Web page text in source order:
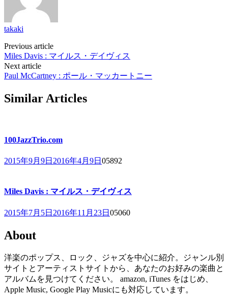
takaki
Post
navigation
Previous article
Miles Davis : マイルス・デイヴィス
Next article
Paul McCartney : ポール・マッカートニー
Similar Articles
100JazzTrio.com
2015年9月9日 2016年4月9日 05892
Miles Davis : マイルス・デイヴィス
2015年7月5日 2016年11月23日 05060
About
洋楽のポップス、ロック、ジャズを中心に紹介。ジャンル別
サイトとアーティストサイトから、あなたのお好みの楽曲と
アルバムを見つけてください。 amazon, iTunes をはじめ、
Apple Music, Google Play Musicにも対応しています。